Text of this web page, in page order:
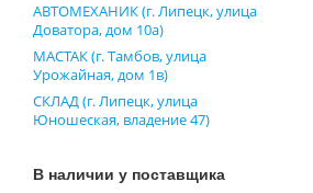
АВТОМЕХАНИК (г. Липецк, улица
Доватора, дом 10а)
МАСТАК (г. Тамбов, улица
Урожайная, дом 1в)
СКЛАД (г. Липецк, улица
Юношеская, владение 47)
В наличии у поставщика